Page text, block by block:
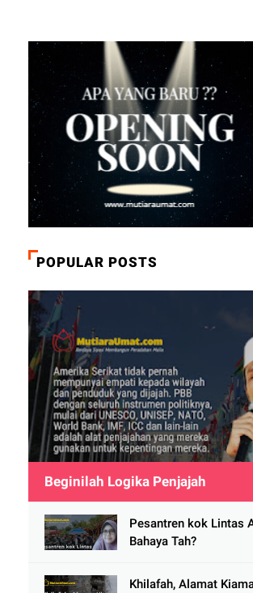
POPULAR POSTS
Beginilah Logika Penjajah
Pesantren kok Lintas
Bahaya Tah?
Khilafah, Alamat